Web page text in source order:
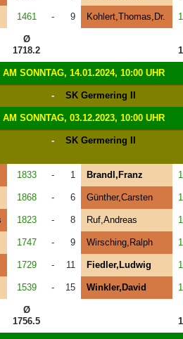
1461 - 9 Kohlert,Thomas,Dr.
Ø
1718.2
AM SONNTAG, 14.01.2024, 10:00 UHR
- SK Germering II
AM SONNTAG, 03.12.2023, 10:00 UHR
- SK Germering II
1833 - 1 Brandl,Franz
1868 - 6 Günther,Carsten
1823 - 8 Ruf,Andreas
1747 - 9 Wirsching,Ralph
1729 - 11 Fiedler,Ludwig
1539 - 15 Winkler,David
Ø
1756.5